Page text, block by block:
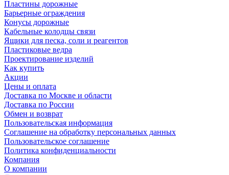
Пластины дорожные
Барьерные ограждения
Конусы дорожные
Кабельные колодцы связи
Ящики для песка, соли и реагентов
Пластиковые ведра
Проектирование изделий
Как купить
Акции
Цены и оплата
Доставка по Москве и области
Доставка по России
Обмен и возврат
Пользовательская информация
Соглашение на обработку персональных данных
Пользовательское соглашение
Политика конфиденциальности
Компания
О компании